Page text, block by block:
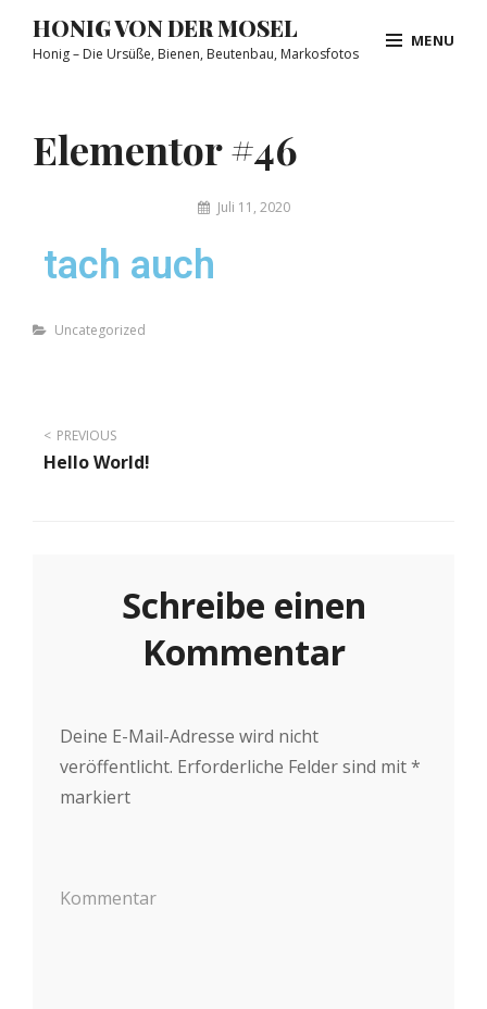
HONIG VON DER MOSEL
Honig – Die Ursüße, Bienen, Beutenbau, Markosfotos
MENU
Elementor #46
Juli 11, 2020
tach auch
Uncategorized
PREVIOUS
Hello World!
Schreibe einen
Kommentar
Deine E-Mail-Adresse wird nicht
veröffentlicht. Erforderliche Felder sind mit*
markiert
Kommentar